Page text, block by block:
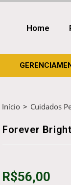
Home
Início > Cuidados
Forever
R$56,00